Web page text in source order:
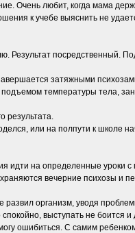
Очень любит, когда мама
к учебе выяснить не
посредственный.
затяжными
температуры тела,
результата.
или на полпути к школе
на определенные уроки
вечерние психозы и
организм, уводя
выступать не боится и
ошибиться. С самим